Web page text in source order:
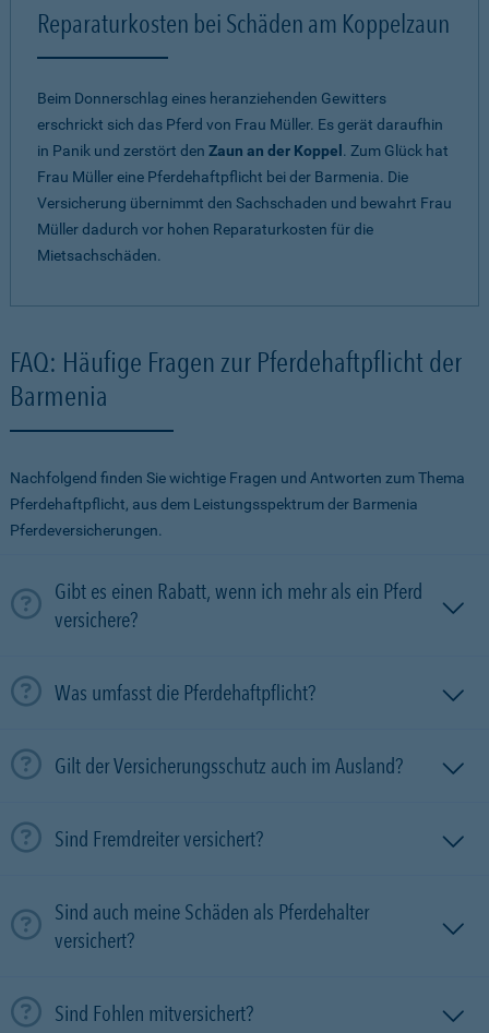
Reparaturkosten bei Schäden am Koppelzaun
Beim Donnerschlag eines heranziehenden Gewitters
erschrickt sich das Pferd von Frau Müller. Es gerät daraufhin
in Panik und zerstört den Zaun an der Koppel . Zum Glück hat
Frau Müller eine Pferdehaftpflicht bei der Barmenia. Die
Versicherung übernimmt den Sachschaden und bewahrt Frau
Müller dadurch vor hohen Reparaturkosten für die
Mietsachschäden.
FAQ: Häufige Fragen zur Pferdehaftpflicht der
Barmenia
Nachfolgend finden Sie wichtige Fragen und Antworten zum Thema
Pferdehaftpflicht, aus dem Leistungsspektrum der Barmenia
Pferdeversicherungen.
Gibt es einen Rabatt, wenn ich mehr als ein Pferd
versichere?
Was umfasst die Pferdehaftpflicht?
Gilt der Versicherungsschutz auch im Ausland?
Sind Fremdreiter versichert?
Sind auch meine Schäden als Pferdehalter
versichert?
Sind Fohlen mitversichert?